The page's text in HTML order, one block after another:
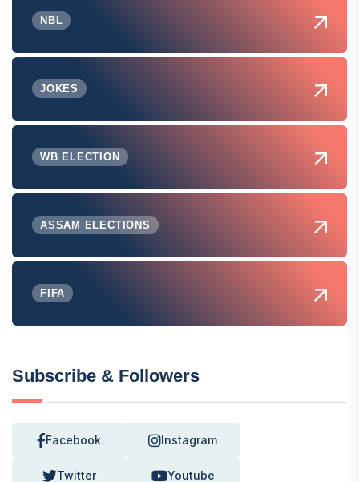
NBL
JOKES
WB ELECTION
ASSAM ELECTIONS
FIFA
Subscribe & Followers
Facebook Instagram
Twitter Youtube